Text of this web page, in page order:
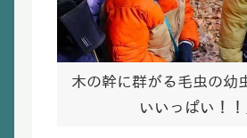
木の幹に群がる毛虫の幼
いいっぱい！！